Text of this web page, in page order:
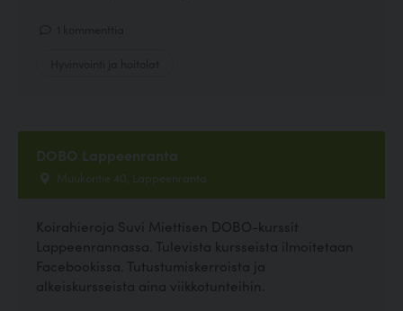
DOBO Lappeenranta
Muukontie 40, Lappeenranta
Koirahieroja Suvi Miettisen DOBO-kurssit
Lappeenrannassa. Tulevista kursseista ilmoitetaan
Facebookissa. Tutustumiskerroista ja
alkeiskursseista aina viikkotunteihin.